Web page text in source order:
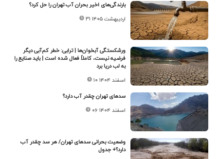
بارندگی‌های اخیر بحران آب تهران را حل کرد؟
۳۱ اردیبهشت ۱۴۰۵
ورشکستگی آبخوان‌ها | ترابی: خطر کم‌آبی دیگر
فرضیه نیست، کاملاً فعال شده است | باید صنایع را
به لب دریا برد
۱۰ اسفند ۱۴۰۴
سدهای تهران چقدر آب دارد؟
۰۶ اسفند ۱۴۰۴
وضعیت بحرانی سدهای تهران/ هر سد چقدر آب
دارد؟+ جدول